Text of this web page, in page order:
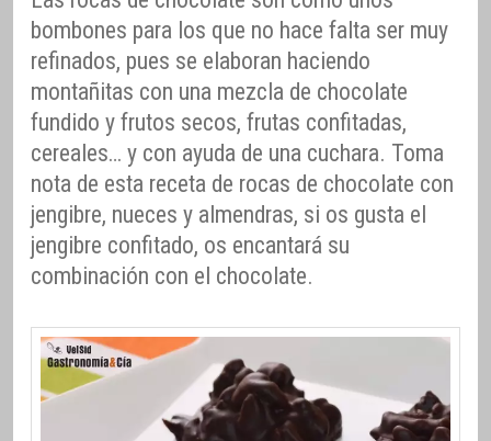
bombones para los que no hace falta ser muy
refinados, pues se elaboran haciendo
montañitas con una mezcla de chocolate
fundido y frutos secos, frutas confitadas,
cereales… y con ayuda de una cuchara. Toma
nota de esta receta de rocas de chocolate con
jengibre, nueces y almendras, si os gusta el
jengibre confitado, os encantará su
combinación con el chocolate.